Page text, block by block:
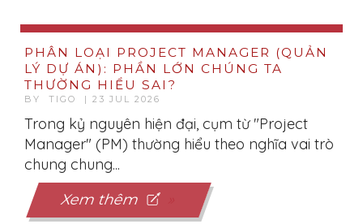
PHÂN LOẠI PROJECT MANAGER (QUẢN
LÝ DỰ ÁN): PHẦN LỚN CHÚNG TA
THƯỜNG HIỂU SAI?
BY TIGO | 23 JUL 2026
Trong kỷ nguyên hiện đại, cụm từ "Project
Manager" (PM) thường hiểu theo nghĩa vai trò
chung chung...
Xem thêm